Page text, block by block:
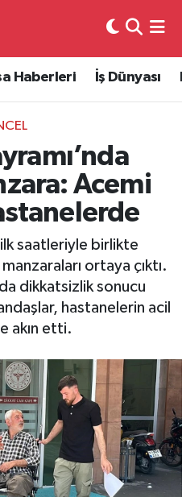
Haberleri İş Dünyası
Acemi
ilk saatleriyle birlikte
ortaya çıktı.
dikkatsizlik sonucu
hastanelerin acil
akın etti.
ve Fikstür